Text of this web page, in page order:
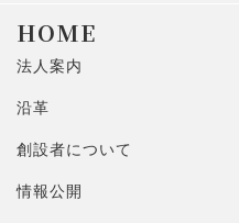
HOME
法人案内
沿革
創設者について
情報公開